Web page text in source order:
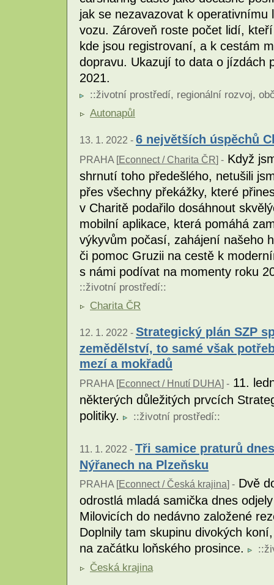
jak se nezavazovat k operativnímu
vozu. Zároveň roste počet lidí,
kde jsou registrovaní, a k cestám
dopravu. Ukazují to data o jízdách
2021.
::životní prostředí, regionální rozvoj,
Autonapůl
13. 1. 2022 - 6 největších úspěchů
PRAHA [Econnect / Charita ČR] - Když
shrnutí toho předešlého, netušili
přes všechny překážky, které
v Charitě podařilo dosáhnout
mobilní aplikace, která pomáhá
výkyvům počasí, zahájení našeho
či pomoc Gruzii na cestě k
s námi podívat na momenty roku
::životní prostředí::
Charita ČR
12. 1. 2022 - Strategický plán SZP
zemědělství, to samé však
mezí a mokřadů
PRAHA [Econnect / Hnutí DUHA] - 11.
některých důležitých prvcích
politiky.
::životní prostředí::
11. 1. 2022 - Tři samice praturů
Nýřanech na Plzeňsku
PRAHA [Econnect / Česká krajina] - Dvě
odrostlá mladá samička dnes
Milovicích do nedávno založené
Doplnily tam skupinu divokých
na začátku loňského prosince.
::
Česká krajina